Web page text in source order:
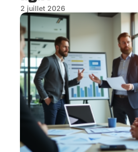
2 juillet 2026